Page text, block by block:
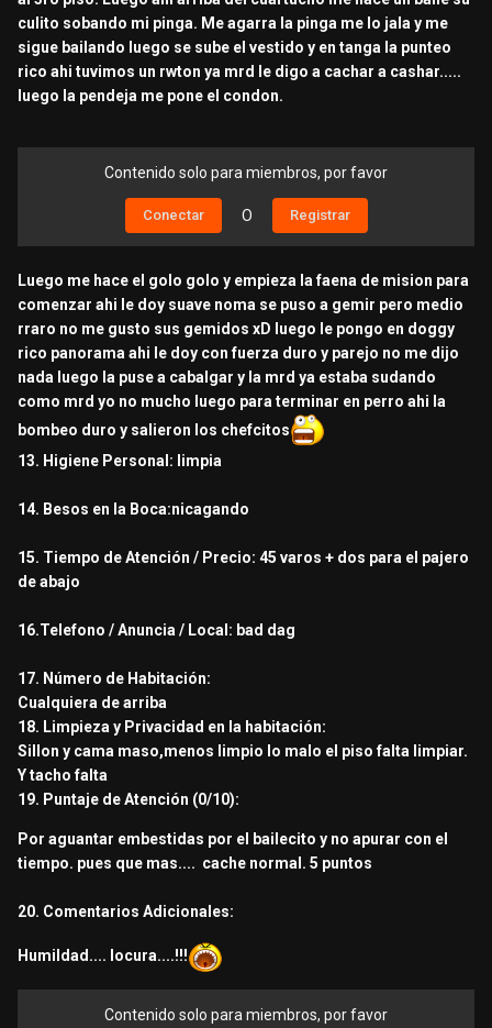
culito sobando mi pinga. Me agarra la pinga me lo jala y me
sigue bailando luego se sube el vestido y en tanga la punteo
rico ahi tuvimos un rwton ya mrd le digo a cachar a cashar.....
luego la pendeja me pone el condon.
Contenido solo para miembros, por favor
Conectar O Registrar
Luego me hace el golo golo y empieza la faena de mision para
comenzar ahi le doy suave noma se puso a gemir pero medio
rraro no me gusto sus gemidos xD luego le pongo en doggy
rico panorama ahi le doy con fuerza duro y parejo no me dijo
nada luego la puse a cabalgar y la mrd ya estaba sudando
como mrd yo no mucho luego para terminar en perro ahi la
bombeo duro y salieron los chefcitos
13. Higiene Personal: limpia
14. Besos en la Boca:nicagando
15. Tiempo de Atención / Precio: 45 varos + dos para el pajero
de abajo
16.Telefono / Anuncia / Local: bad dag
17. Número de Habitación:
Cualquiera de arriba
18. Limpieza y Privacidad en la habitación:
Sillon y cama maso,menos limpio lo malo el piso falta limpiar.
Y tacho falta
19. Puntaje de Atención (0/10):
Por aguantar embestidas por el bailecito y no apurar con el
tiempo. pues que mas.... cache normal. 5 puntos
20. Comentarios Adicionales:
Humildad.... locura....!!!
Contenido solo para miembros, por favor